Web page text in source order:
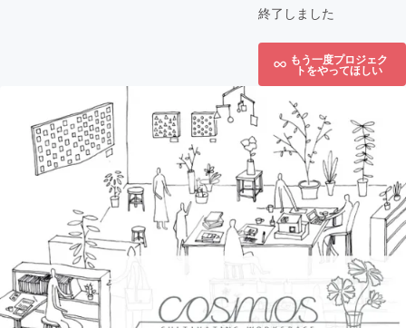
終了しました
もう一度プロジェク
トをやってほしい